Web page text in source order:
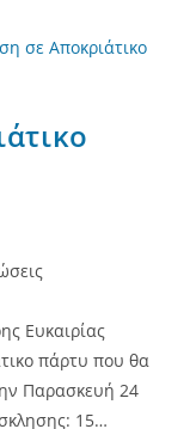
Ευκαιρίας
πάρτυ που θα
Παρασκευή 24
15…